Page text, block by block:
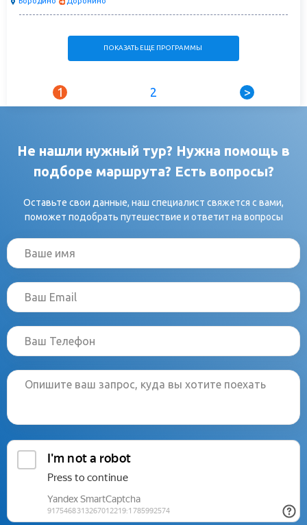
ПОКАЗАТЬ ЕЩЕ ПРОГРАММЫ
1 2 >
Не нашли нужный тур? Нужна помощь в
подборе маршрута? Есть вопросы?
Оставьте свои данные, наш специалист свяжется с вами,
поможет подобрать путешествие и ответит на вопросы